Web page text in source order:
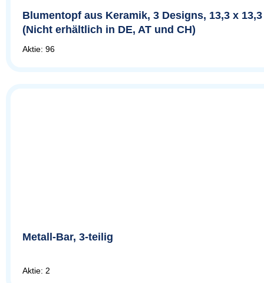
Blumentopf aus Keramik, 3 Designs, 13,3 x
(Nicht erhältlich in DE, AT und CH)
Aktie: 96
Metall-Bar, 3-teilig
Aktie: 2